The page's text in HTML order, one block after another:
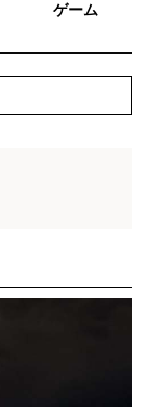
ゲーム